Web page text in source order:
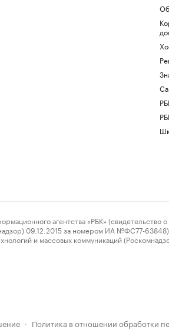
агентства «РБК» (свидетельство о
09.12.2015 за номером ИА №ФС77-63848)
и массовых коммуникаций
· Политика в отношении обработки